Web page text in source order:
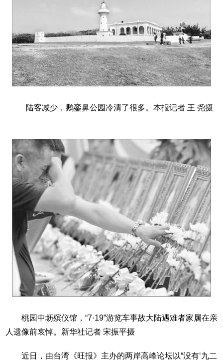
陆客减少，鹅銮鼻公园冷清了很多。本报记者 王 尧摄
桃园中坜殡仪馆，“7·19”游览车事故大陆遇难者家属在亲
人遗像前哀悼。新华社记者 宋振平摄
近日，由台湾《旺报》主办的两岸高峰论坛以“没有‘九二